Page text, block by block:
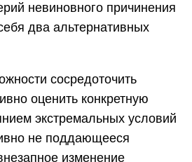
невиновного причинения
два альтернативных
сосредоточить
оценить конкретную
экстремальных условий
не поддающееся
изменение